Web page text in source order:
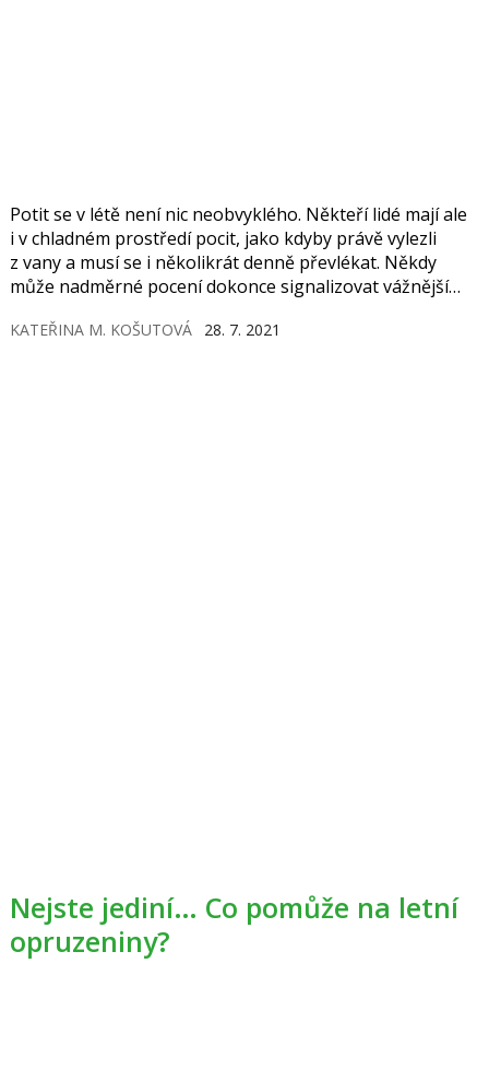
Potit se v létě není nic neobvyklého. Někteří lidé mají ale
i v chladném prostředí pocit, jako kdyby právě vylezli
z vany a musí se i několikrát denně převlékat. Někdy
může nadměrné pocení dokonce signalizovat vážnější
KATEŘINA M. KOŠUTOVÁ 28. 7. 2021
Nejste jediní… Co pomůže na letní
opruzeniny?